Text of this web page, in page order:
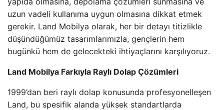
uzun vadeli kullanıma uygun olmasına dikkat etmek
gerekir. Land Mobilya olarak, her bir detayı titizlikle
düşündüğümüz tasarımlarımızla, gençlerin hem
bugünkü hem de gelecekteki ihtiyaçlarını karşılıyoruz.
Land Mobilya Farkıyla Raylı Dolap Çözümleri
1999’dan beri raylı dolap konusunda profesyonelleşen
Land, bu spesifik alanda yüksek standartlarda